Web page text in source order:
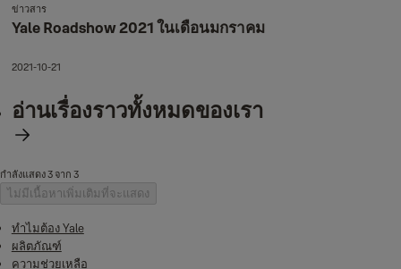
ข่าวสาร
Yale Roadshow 2021 ในเดือนมกราคม
2021-10-21
อ่านเรื่องราวทั้งหมดของเรา
กำลังแสดง 3 จาก 3
ไม่มีเนื้อหาเพิ่มเติมที่จะแสดง
ทำไมต้อง Yale
ผลิตภัณฑ์
ความช่วยเหลือ